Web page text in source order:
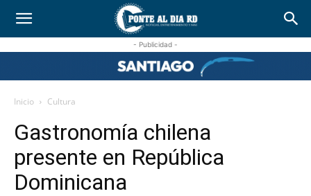
- Publicidad -
Inicio Cultura
Gastronomía chilena
presente en República
Dominicana